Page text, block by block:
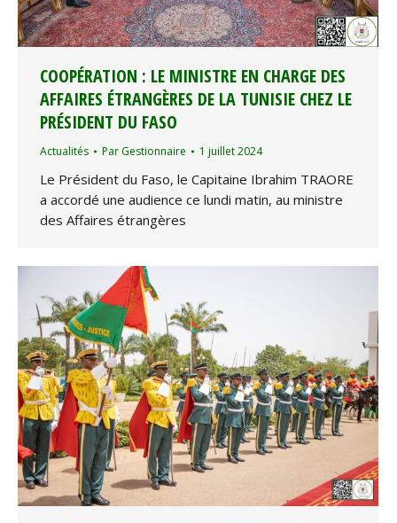
COOPÉRATION : LE MINISTRE EN CHARGE DES
AFFAIRES ÉTRANGÈRES DE LA TUNISIE CHEZ LE
PRÉSIDENT DU FASO
Actualités Par Gestionnaire 1 juillet 2024
Le Président du Faso, le Capitaine Ibrahim TRAORE
a accordé une audience ce lundi matin, au ministre
des Affaires étrangères